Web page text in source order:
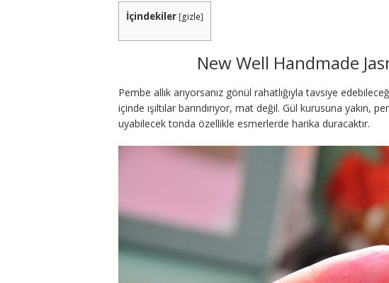
İçindekiler [gizle]
New Well Handmade
Pembe allık arıyorsanız gönül rahatlığıyla tavsiye
içinde ışıltılar barındırıyor, mat değil. Gül kurusuna yakın,
uyabilecek tonda özellikle esmerlerde harika duracaktır.